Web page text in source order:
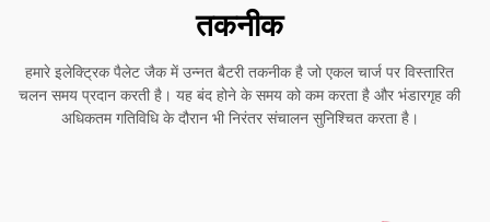
तकनीक
हमारे इलेक्ट्रिक पैलेट जैक में उन्नत बैटरी तकनीक है जो एकल चार्ज पर विस्तारित
चलन समय प्रदान करती है। यह बंद होने के समय को कम करता है और भंडारगृह की
अधिकतम गतिविधि के दौरान भी निरंतर संचालन सुनिश्चित करता है।